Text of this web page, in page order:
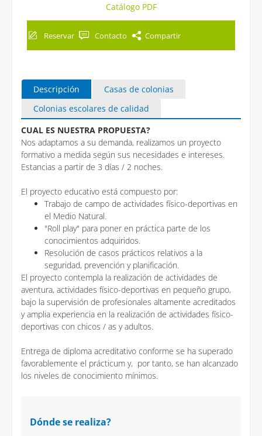
Catálogo PDF
Reservar Contacto Compartir
Descripción
Casas de colonias
Colonias escolares de calidad
CUAL ES NUESTRA PROPUESTA?
Nos adaptamos a su demanda, realizamos un proyecto
formativo a medida según sus necesidades e intereses.
Estancias a partir de 3 días / 2 noches.
El proyecto educativo está compuesto por:
Trabajo de campo de actividades físico-deportivas en
el Medio Natural.
"Roll play" para poner en práctica parte de los
conocimientos adquiridos.
Resolución de casos prácticos relativos a la
seguridad, prevención y planificación.
El proyecto contempla la realización de actividades de
aventura, actividades físico-deportivas en pequeño grupo,
bajo la supervisión de profesionales altamente acreditados
y amplia experiencia en la realización de actividades físico-
deportivas con chicos / as y adultos.
Entrega de diploma acreditativo conforme se ha superado
favorablemente el prácticum y, por tanto, se han alcanzado
los niveles de conocimiento mínimos.
Dónde se realiza?